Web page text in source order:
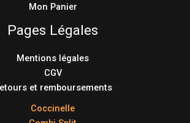
Mon Panier
Pages Légales
Mentions légales
CGV
et remboursements
Coccinelle